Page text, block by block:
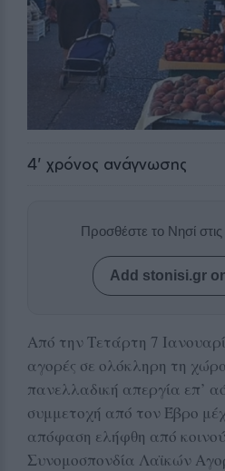
4' χρόνος ανάγνωσης
Προσθέστε το Νησί
Add stonisi.gr
Από την Τετάρτη 7
αγορές σε ολόκληρη τη
πανελλαδική απεργία επ’
συμμετοχή από τον Έβρο
απόφαση ελήφθη από
Συνομοσπονδία Λαϊκών